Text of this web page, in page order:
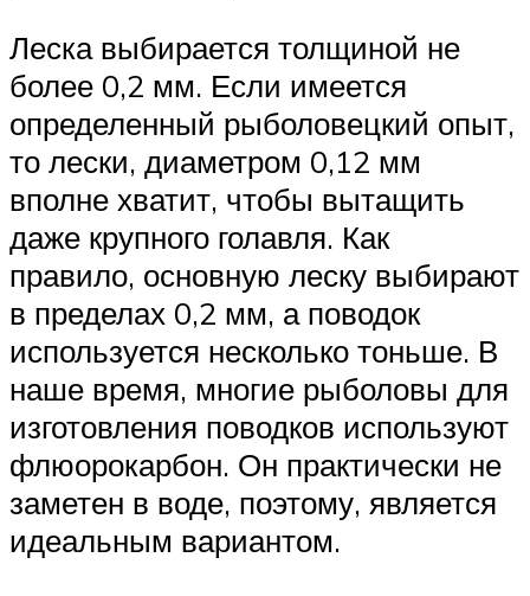
Леска выбирается толщиной не
более 0,2 мм. Если имеется
определенный рыболовецкий опыт,
то лески, диаметром 0,12 мм
вполне хватит, чтобы вытащить
даже крупного голавля. Как
правило, основную леску выбирают
в пределах 0,2 мм, а поводок
используется несколько тоньше. В
наше время, многие рыболовы для
изготовления поводков используют
флюорокарбон. Он практически не
заметен в воде, поэтому, является
идеальным вариантом.